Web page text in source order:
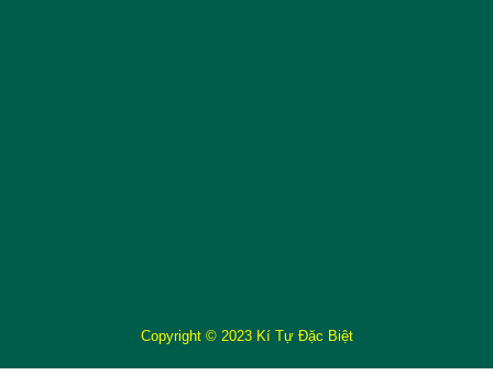
Copyright © 2023 Kí Tự Đặc Biệt